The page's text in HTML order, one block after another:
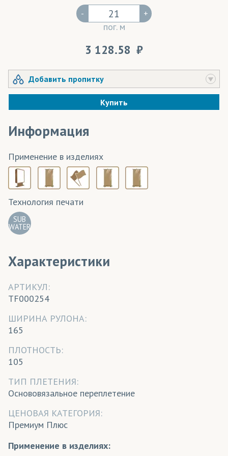
-
пог. м
+
3 128.58
Добавить пропитку
Купить
Информация
Применение в изделиях
Технология печати
SUB
WATER
Характеристики
АРТИКУЛ:
TF000254
ШИРИНА РУЛОНА:
165
ПЛОТНОСТЬ:
105
ТИП ПЛЕТЕНИЯ:
Основовязальное переплетение
ЦЕНОВАЯ КАТЕГОРИЯ:
Премиум Плюс
Применение в изделиях: